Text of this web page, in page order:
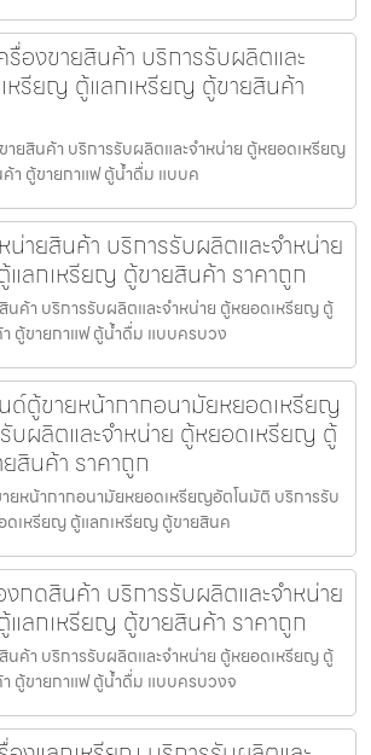
รื่องขายสินค้า บริการรับผลิตและ
หรียญ ตู้แลกเหรียญ ตู้ขายสินค้า
ายสินค้า บริการรับผลิตและจำหน่าย ตู้หยอดเหรียญ
า ตู้ขายกาแฟ ตู้น้ำดื่ม แบบค
ายสินค้า บริการรับผลิตและจำหน่าย
ลกเหรียญ ตู้ขายสินค้า ราคาถูก
ค้า บริการรับผลิตและจำหน่าย ตู้หยอดเหรียญ ตู้
ตู้ขายกาแฟ ตู้น้ำดื่ม แบบครบวง
ด์ตู้ขายหน้ากากอนามัยหยอดเหรียญ​​​
บผลิตและจำหน่าย ตู้หยอดเหรียญ ตู้
สินค้า ราคาถูก
ยหน้ากากอนามัยหยอดเหรียญ​​​อัตโนมัติ บริการรับ
ดเหรียญ ตู้แลกเหรียญ ตู้ขายสินค
กดสินค้า บริการรับผลิตและจำหน่าย
ลกเหรียญ ตู้ขายสินค้า ราคาถูก
ค้า บริการรับผลิตและจำหน่าย ตู้หยอดเหรียญ ตู้
ตู้ขายกาแฟ ตู้น้ำดื่ม แบบครบวงจ